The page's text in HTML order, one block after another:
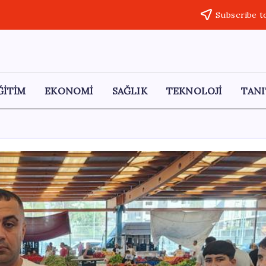
Subscribe
EKONOMİ SAĞLIK TEKNOLOJİ